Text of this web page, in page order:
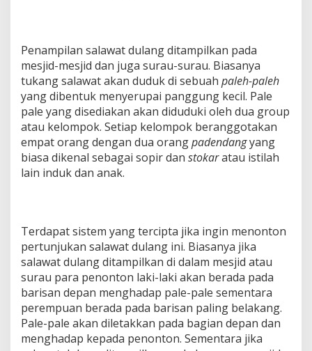
Penampilan salawat dulang ditampilkan pada
mesjid-mesjid dan juga surau-surau. Biasanya
tukang salawat akan duduk di sebuah paleh-paleh
yang dibentuk menyerupai panggung kecil. Pale
pale yang disediakan akan diduduki oleh dua group
atau kelompok. Setiap kelompok beranggotakan
empat orang dengan dua orangpadendangyang
biasa dikenal sebagai sopir dan stokaratau istilah
lain induk dan anak.
Terdapat sistem yang tercipta jika ingin menonton
pertunjukan salawat dulang ini. Biasanya jika
salawat dulang ditampilkan di dalam mesjid atau
surau para penonton laki-laki akan berada pada
barisan depan menghadap pale-pale sementara
perempuan berada pada barisan paling belakang.
Pale-pale akan diletakkan pada bagian depan dan
menghadap kepada penonton. Sementara jika